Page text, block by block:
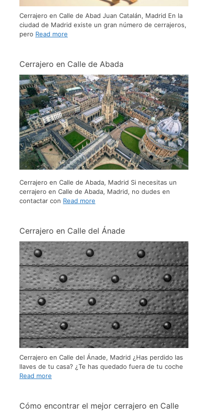
Cerrajero en Calle de Abad Juan Catalán, Madrid En la
ciudad de Madrid existe un gran número de cerrajeros,
pero Read more
Cerrajero en Calle de Abada
Cerrajero en Calle de Abada, Madrid Si necesitas un
cerrajero en Calle de Abada, Madrid, no dudes en
contactar con Read more
Cerrajero en Calle del Ánade
Cerrajero en Calle del Ánade, Madrid ¿Has perdido las
llaves de tu casa? ¿Te has quedado fuera de tu coche
Read more
Cómo encontrar el mejor cerrajero en Calle